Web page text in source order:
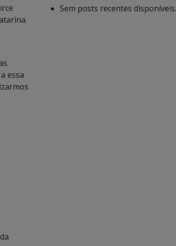
essa
Sem posts recentes disponíveis.